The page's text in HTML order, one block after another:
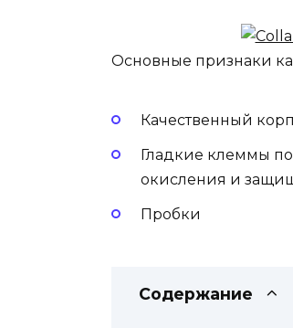
Основные признаки
Качественный
Гладкие клеммы
окисления и
Пробки
Содержание